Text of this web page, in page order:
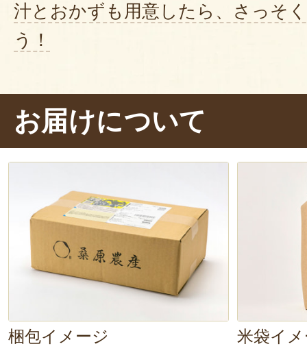
汁とおかずも用意したら、さっそ
う！
むほど甘みや旨味が広がります。
噌煮にも負けない味わいがありま
なので、満足感もばっちり！
お届けについて
梱包イメージ 米袋イ